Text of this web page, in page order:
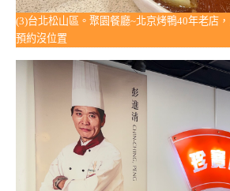
(3)台北松山區。聚園餐廳~北京烤鴨40年老店
預約沒位置